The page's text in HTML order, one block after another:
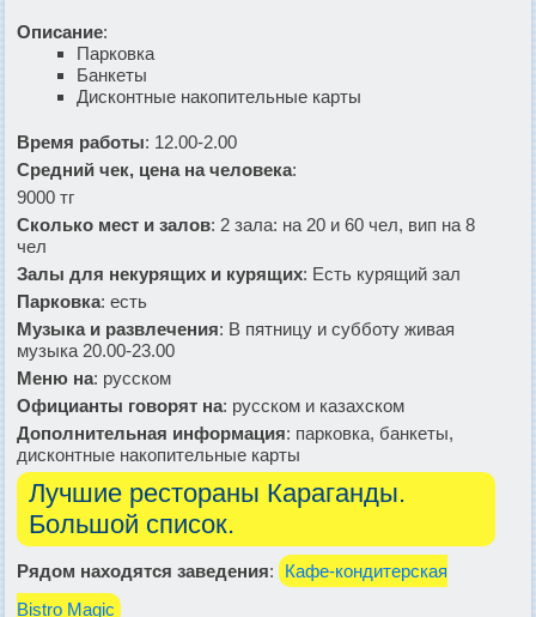
Описание:
Парковка
Банкеты
Дисконтные накопительные карты
Время работы: 12.00-2.00
Средний чек, цена на человека:
9000 тг
Сколько мест и залов: 2 зала: на 20 и 60 чел, вип на 8
чел
Залы для некурящих и курящих: Есть курящий зал
Парковка: есть
Музыка и развлечения: В пятницу и субботу живая
музыка 20.00-23.00
Меню на: русском
Официанты говорят на: русском и казахском
Дополнительная информация: парковка, банкеты,
дисконтные накопительные карты
Лучшие рестораны Караганды.
Большой список.
Рядом находятся заведения:
Кафе-кондитерская
Bistro Magic